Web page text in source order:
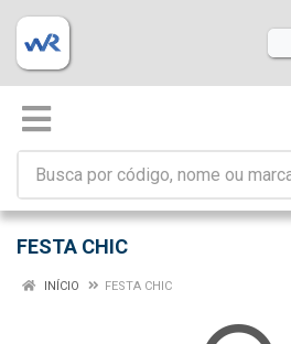
FESTA CHIC
INÍCIO FESTA CHIC